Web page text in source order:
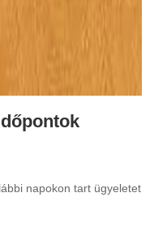
napokon tart ügyeletet